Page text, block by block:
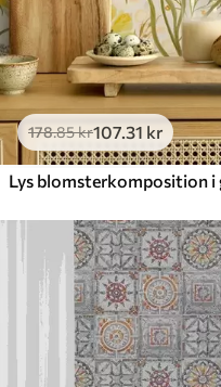
448 .33 269.00kr/m²
Premium vinyl
516.67310.00kr/m²
178.85kr107.31 kr
Lys blomsterkomposition i